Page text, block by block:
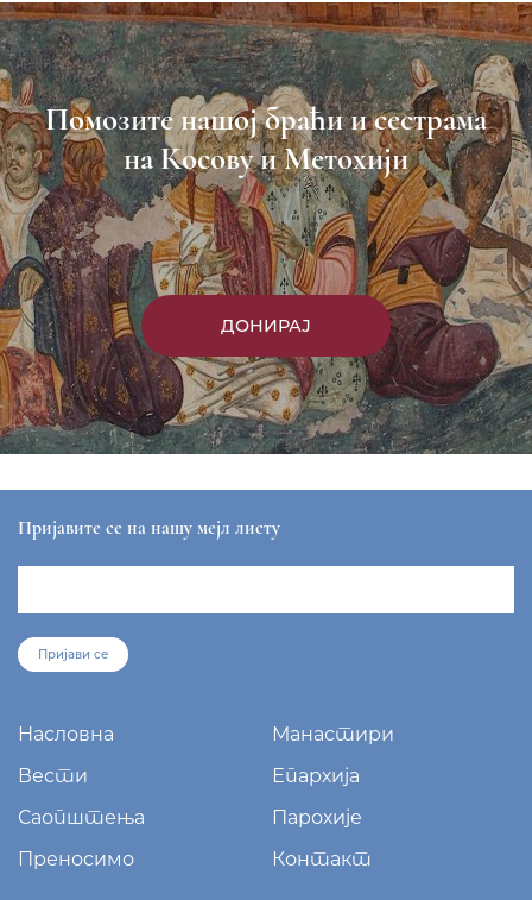
Помозите нашој браћи и сестрама
на Косову и Метохији
ДОНИРАЈ
Пријавите се на нашу мејл листу
Пријави се
Насловна
Манастири
Вести
Епархија
Саопштења
Парохије
Преносимо
Контакт